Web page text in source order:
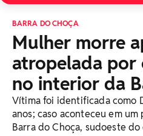
BARRA DO CHOÇA
Mulher morre
atropelada por
no interior da
Vítima foi identificada como
anos; caso aconteceu em
Barra do Choça, sudoeste